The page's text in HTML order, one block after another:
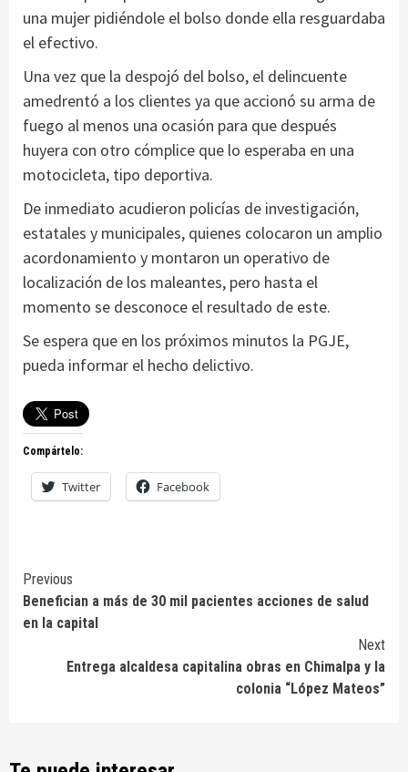
una mujer pidiéndole el bolso donde ella resguardaba
el efectivo.
Una vez que la despojó del bolso, el delincuente
amedrentó a los clientes ya que accionó su arma de
fuego al menos una ocasión para que después
huyera con otro cómplice que lo esperaba en una
motocicleta, tipo deportiva.
De inmediato acudieron policías de investigación,
estatales y municipales, quienes colocaron un amplio
acordonamiento y montaron un operativo de
localización de los maleantes, pero hasta el
momento se desconoce el resultado de este.
Se espera que en los próximos minutos la PGJE,
pueda informar el hecho delictivo.
Compártelo:
Twitter Facebook
Continue
Reading
Previous
Benefician a más de 30 mil pacientes acciones de salud
en la capital
Next
Entrega alcaldesa capitalina obras en Chimalpa y la
colonia “López Mateos”